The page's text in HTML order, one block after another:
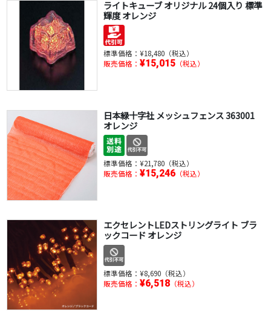
ライトキューブ オリジナル 24個入り 標準
輝度 オレンジ
標準価格： ¥18,480（税込）
販売価格： ¥15,015（税込）
日本緑十字社 メッシュフェンス 363001
オレンジ
標準価格： ¥21,780（税込）
販売価格： ¥15,246（税込）
エクセレントLEDストリングライト ブラ
ックコード オレンジ
標準価格： ¥8,690（税込）
販売価格： ¥6,518（税込）